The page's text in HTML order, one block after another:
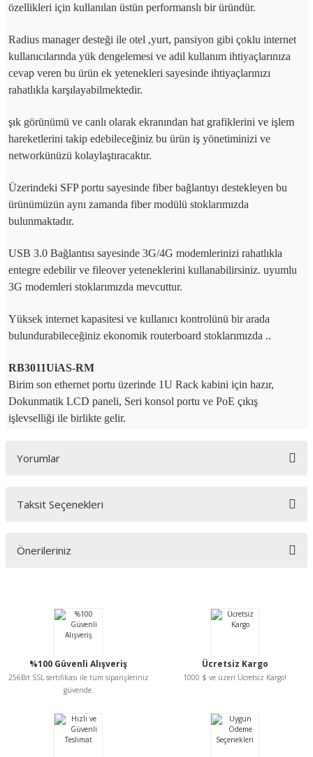
özellikleri için kullanılan üstün performanslı bir üründür.
Radius manager desteği ile otel ,yurt, pansiyon gibi çoklu internet
kullanıcılarında yük dengelemesi ve adil kullanım ihtiyaçlarınıza
cevap veren bu ürün ek yetenekleri sayesinde ihtiyaçlarınızı
rahatlıkla karşılayabilmektedir.
şık görünümü ve canlı olarak ekranından hat grafiklerini ve işlem
hareketlerini takip edebileceğiniz bu ürün iş yönetiminizi ve
networkünüzü kolaylaştıracaktır.
Üzerindeki SFP portu sayesinde fiber bağlantıyı destekleyen bu
ürünümüzün aynı zamanda fiber modülü stoklarımızda
bulunmaktadır.
USB 3.0 Bağlantısı sayesinde 3G/4G modemlerinizi rahatlıkla
entegre edebilir ve fileover yeteneklerini kullanabilirsiniz. uyumlu
3G modemleri stoklarımızda mevcuttur.
Yüksek internet kapasitesi ve kullanıcı kontrolünü bir arada
bulundurabileceğiniz ekonomik routerboard stoklarımızda ..
RB3011UiAS-RM
Birim son ethernet portu üzerinde 1U Rack kabini için hazır,
Dokunmatik LCD paneli, Seri konsol portu ve PoE çıkış
işlevselliği ile birlikte gelir.
Yorumlar
Bu ürüne ilk yorumu siz yapın!
Taksit Seçenekleri
Önerileriniz
Görüş ve önerileriniz için teşekkür ederiz.
Ürün açıklamasında eksik bilgiler bulunuyor.
Ürün bilgilerinde hatalar bulunuyor.
Bu ürüne benzer farklı alternatifler olmalı.
%100 Güvenli Alışveriş
256Bit SSL sertifikası ile tüm siparişleriniz
güvende.
Ücretsiz Kargo
1000 $ ve üzeri Ücretsiz Kargo!